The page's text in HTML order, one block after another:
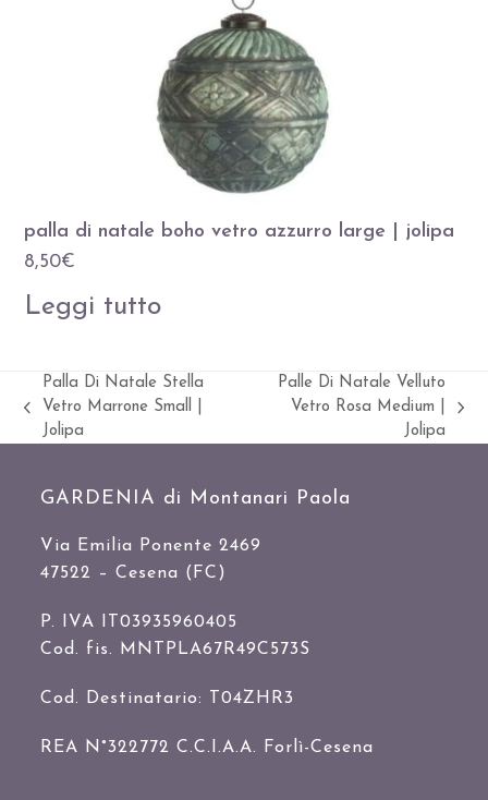
palla di natale boho vetro azzurro large | jolipa
8,50€
Leggi tutto
Slide
precedente:
Palla Di Natale Stella
Vetro Marrone Small |
Jolipa
articolo:
Palle Di Natale Velluto
Vetro Rosa Medium |
Jolipa
GARDENIA di Montanari Paola
Via Emilia Ponente 2469
47522 – Cesena (FC)
P. IVA IT03935960405
Cod. fis. MNTPLA67R49C573S
Cod. Destinatario: T04ZHR3
REA N°322772 C.C.I.A.A. Forlì-Cesena